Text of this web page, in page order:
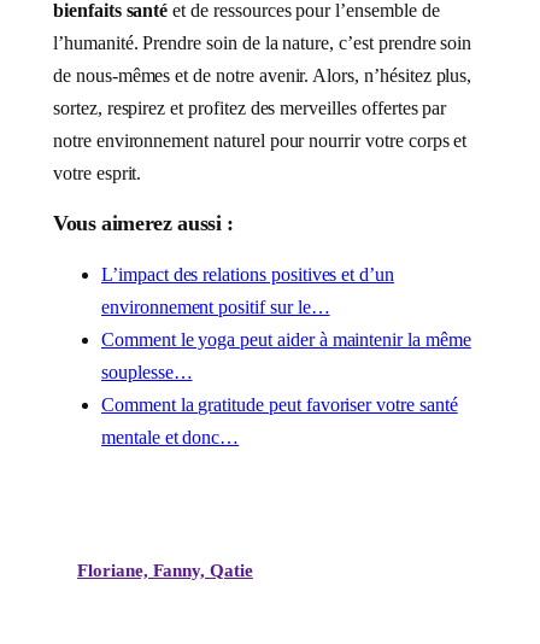
bienfaits santé et de ressources pour l’ensemble de
l’humanité. Prendre soin de la nature, c’est prendre soin
de nous-mêmes et de notre avenir. Alors, n’hésitez plus,
sortez, respirez et profitez des merveilles offertes par
notre environnement naturel pour nourrir votre corps et
votre esprit.
Vous aimerez aussi :
L’impact des relations positives et d’un
environnement positif sur le…
Comment le yoga peut aider à maintenir la même
souplesse…
Comment la gratitude peut favoriser votre santé
mentale et donc…
Floriane, Fanny, Qatie